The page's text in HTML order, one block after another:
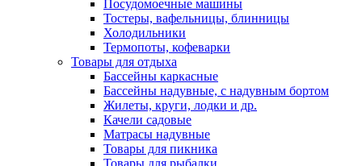
Посудомоечные машины
Тостеры, вафельницы, блинницы
Холодильники
Термопоты, кофеварки
Товары для отдыха
Бассейны каркасные
Бассейны надувные, с надувным бортом
Жилеты, круги, лодки и др.
Качели садовые
Матрасы надувные
Товары для пикника
Товары для рыбалки